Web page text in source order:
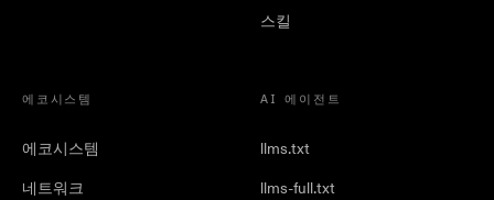
스킬
에코시스템
에코시스템
네트워크
AI 에이전트
llms.txt
llms-full.txt